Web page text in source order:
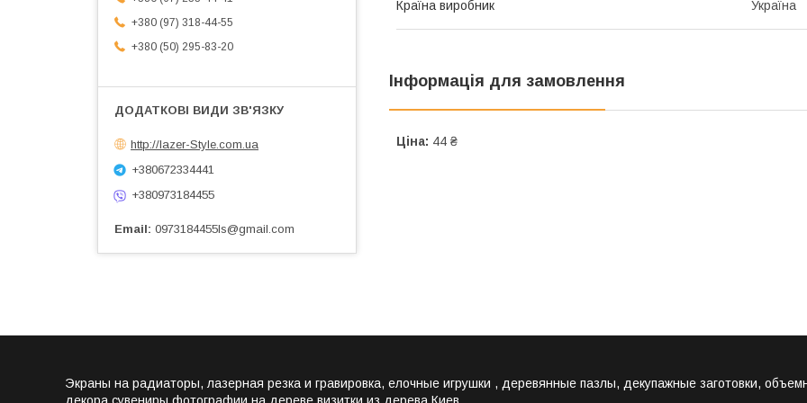
Країна виробник Україна
Інформація для замовлення
Ціна: 44 ₴
+380 (97) 318-44-55
+380 (50) 295-83-20
http://lazer-Style.com.ua
+380672334441
+380973184455
Email 0973184455ls@gmail.com
Экраны на радиаторы, лазерная резка и гравировка, елочные игрушки , деревянные пазлы, декупажные заготовки,